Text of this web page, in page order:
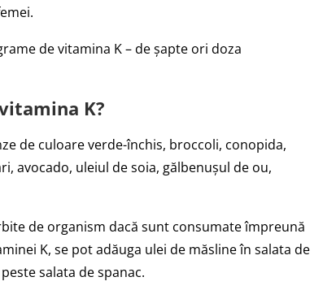
de vitamina K – de șapte ori doza
K?
de culoare verde-închis, broccoli, conopida,
avocado, uleiul de soia, gălbenușul de ou,
de organism dacă sunt consumate împreună
K, se pot adăuga ulei de măsline în salata de
salata de spanac.